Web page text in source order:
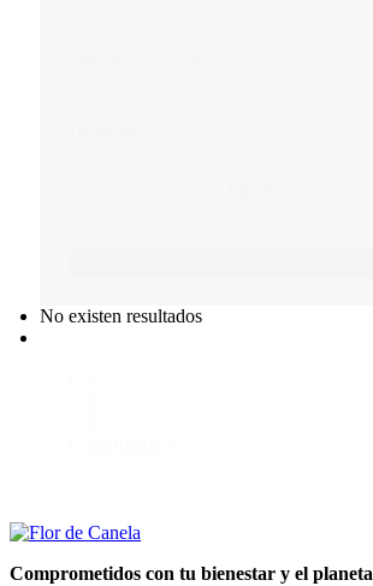
No existen resultados
Comprometidos con tu bienestar y el planeta